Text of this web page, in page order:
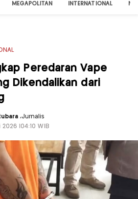
MEGAPOLITAN INTERNATIONAL
Peredaran Vape
Dikendalikan dari
,Jurnalis
|04:10 WIB